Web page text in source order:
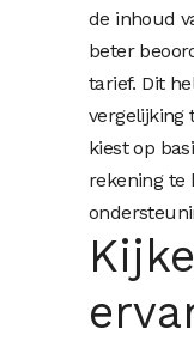
de inhoud
beter
tarief. Dit
vergelijking
kiest op
rekening te